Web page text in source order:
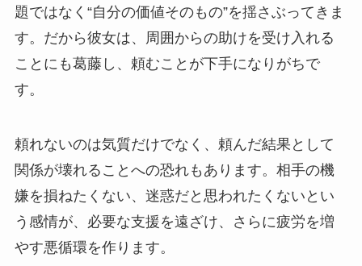
題ではなく“自分の価値そのもの”を揺さぶってきま
す。だから彼女は、周囲からの助けを受け入れる
ことにも葛藤し、頼むことが下手になりがちで
す。
頼れないのは気質だけでなく、頼んだ結果として
関係が壊れることへの恐れもあります。相手の機
嫌を損ねたくない、迷惑だと思われたくないとい
う感情が、必要な支援を遠ざけ、さらに疲労を増
やす悪循環を作ります。